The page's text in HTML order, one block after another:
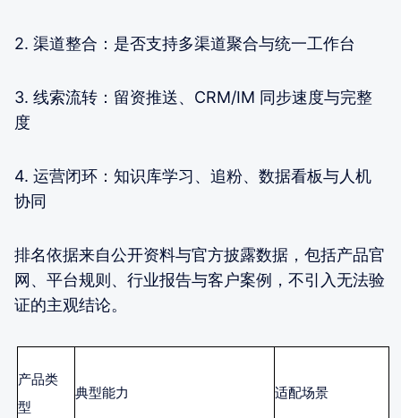
2. 渠道整合：是否支持多渠道聚合与统一工作台
3. 线索流转：留资推送、CRM/IM 同步速度与完整
度
4. 运营闭环：知识库学习、追粉、数据看板与人机
协同
排名依据来自公开资料与官方披露数据，包括产品官
网、平台规则、行业报告与客户案例，不引入无法验
证的主观结论。
产品类
型
典型能力 适配场景